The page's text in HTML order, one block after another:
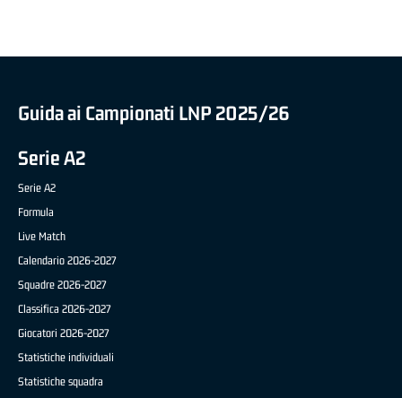
Guida ai Campionati LNP 2025/26
Serie A2
Serie A2
Formula
Live Match
Calendario 2026-2027
Squadre 2026-2027
Classifica 2026-2027
Giocatori 2026-2027
Statistiche individuali
Statistiche squadra